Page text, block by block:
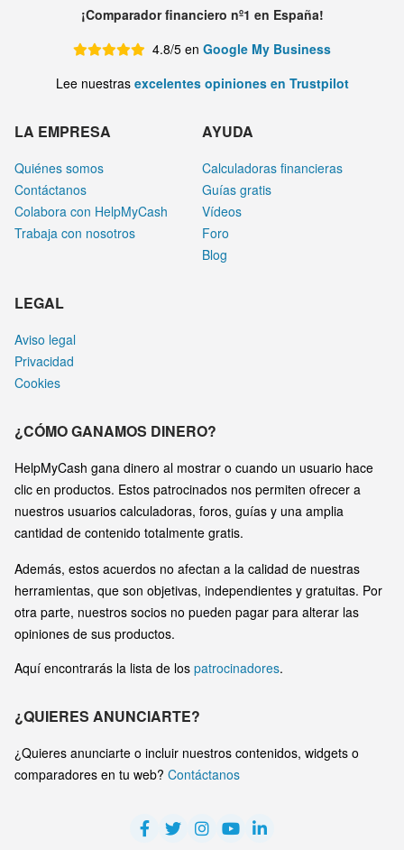
¡Comparador financiero nº1 en España!
4.8/5 en Google My Business
Lee nuestras excelentes opiniones en Trustpilot
LA EMPRESA
Quiénes somos
Contáctanos
Colabora con HelpMyCash
Trabaja con nosotros
AYUDA
Calculadoras financieras
Guías gratis
Vídeos
Foro
Blog
LEGAL
Aviso legal
Privacidad
Cookies
¿CÓMO GANAMOS DINERO?
HelpMyCash gana dinero al mostrar o cuando un usuario hace
clic en productos. Estos patrocinados nos permiten ofrecer a
nuestros usuarios calculadoras, foros, guías y una amplia
cantidad de contenido totalmente gratis.
Además, estos acuerdos no afectan a la calidad de nuestras
herramientas, que son objetivas, independientes y gratuitas. Por
otra parte, nuestros socios no pueden pagar para alterar las
opiniones de sus productos.
Aquí encontrarás la lista de los patrocinadores.
¿QUIERES ANUNCIARTE?
¿Quieres anunciarte o incluir nuestros contenidos, widgets o
comparadores en tu web? Contáctanos